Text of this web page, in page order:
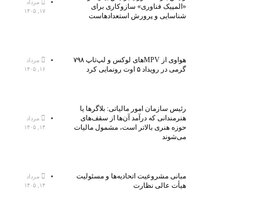
«المپیک فناوری» سازوکاری برای
شناسایی و پرورش استعدادهاست
مرداد
۱۷, ۱۴۰۵
هواوی از MPVهای لوکس و لپ‌تاپ ۷۹۸
گرمی در رویداد ۵ اوت رونمایی کرد
مرداد
۱۶, ۱۴۰۵
رئیس سازمان امور مالیاتی: بلاگر‌ها یا
هنرمندانی که درآمد آن‌ها از سقف‌های
حوزه هنری بالاتر است، مشمول مالیات
می‌شوند
مرداد
۱۴, ۱۴۰۵
مبانی مشروعیت اتحادیه‌ها و مسئولیت
هیأت عالی نظارت
مرداد
۱۴, ۱۴۰۵